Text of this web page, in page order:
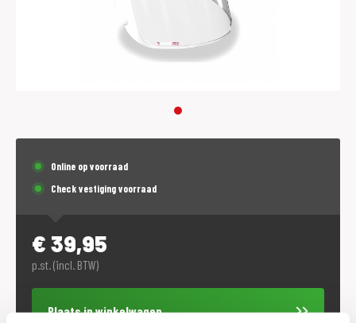
Online op voorraad
Check vestiging voorraad
€ 39,95
p.st. (incl. BTW)
Plaats in winkelwagen